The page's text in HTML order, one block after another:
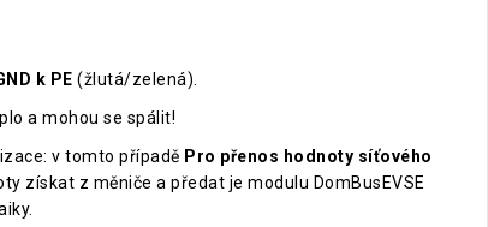
k PE (žlutá/zelená).
a mohou se spálit!
v tomto případě Pro přenos hodnoty síťového
získat z měniče a předat je modulu DomBusEVSE